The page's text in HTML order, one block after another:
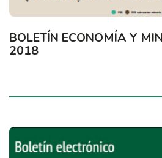
BOLETÍN ECONOMÍA Y
2018